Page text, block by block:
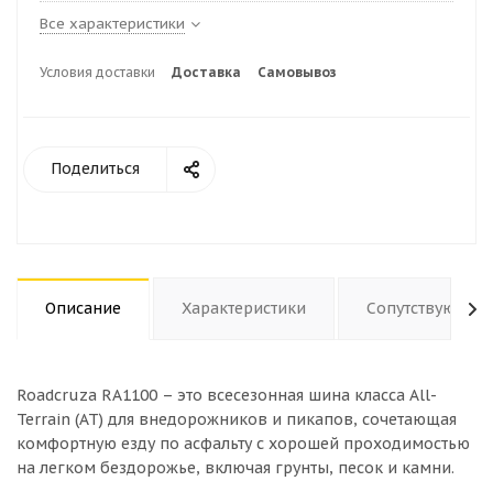
Все характеристики
Условия доставки Доставка Самовывоз
Поделиться
Описание Характеристики
Roadcruza RA1100 – это всесезонная шина класса All-
Terrain (AT) для внедорожников и пикапов, сочетающая
комфортную езду по асфальту с хорошей проходимостью
на легком бездорожье, включая грунты, песок и камни.